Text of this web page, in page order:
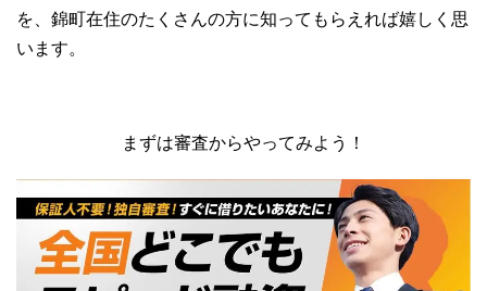
を、錦町在住のたくさんの方に知ってもらえれば嬉しく思
います。
まずは審査からやってみよう！